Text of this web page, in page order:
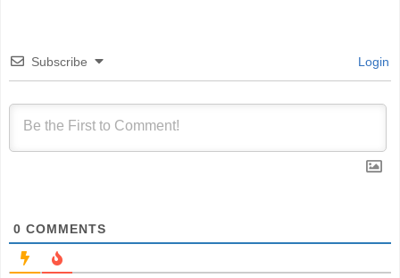
Subscribe Login
0 COMMENTS